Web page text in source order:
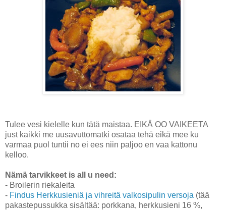
Tulee vesi kielelle kun tätä maistaa. EIKÄ OO VAIKEETA
just kaikki me uusavuttomatki osataa tehä eikä mee ku
varmaa puol tuntii no ei ees niin paljoo en vaa kattonu
kelloo.
Nämä tarvikkeet is all u need:
- Broilerin riekaleita
- Findus Herkkusieniä ja vihreitä valkosipulin versoja (tää
pakastepussukka sisältää: porkkana, herkkusieni 16 %,